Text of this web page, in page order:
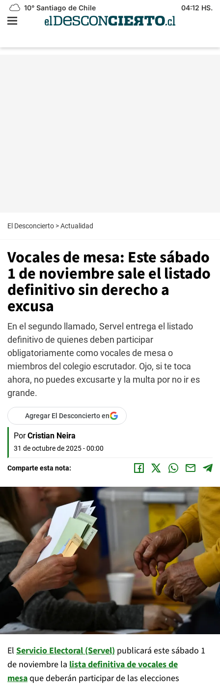
10° Santiago de Chile 04:12 HS.
El Desconcierto >Actualidad
Vocales de mesa: Este sábado
1 de noviembre sale el listado
definitivo sin derecho a
excusa
En el segundo llamado, Servel entrega el listado
definitivo de quienes deben participar
obligatoriamente como vocales de mesa o
miembros del colegio escrutador. Ojo, si te toca
ahora, no puedes excusarte y la multa por no ir es
grande.
Agregar El Desconcierto en
Por Cristian Neira
31 de octubre de 2025 - 00:00
Comparte esta nota:
El Servicio Electoral (Servel) publicará este sábado 1
de noviembre la lista definitiva de vocales de
mesaque deberán participar de las elecciones